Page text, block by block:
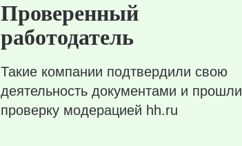
Проверенный
работодатель
Такие компании подтвердили свою
деятельность документами и прошли
проверку модерацией hh.ru